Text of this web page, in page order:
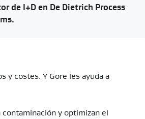
de I+D en De Dietrich Process
y costes. Y Gore les ayuda a
y optimizan el